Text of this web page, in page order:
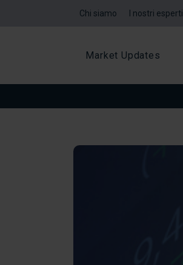
Chi siamo I nostri esperti
Market Updates